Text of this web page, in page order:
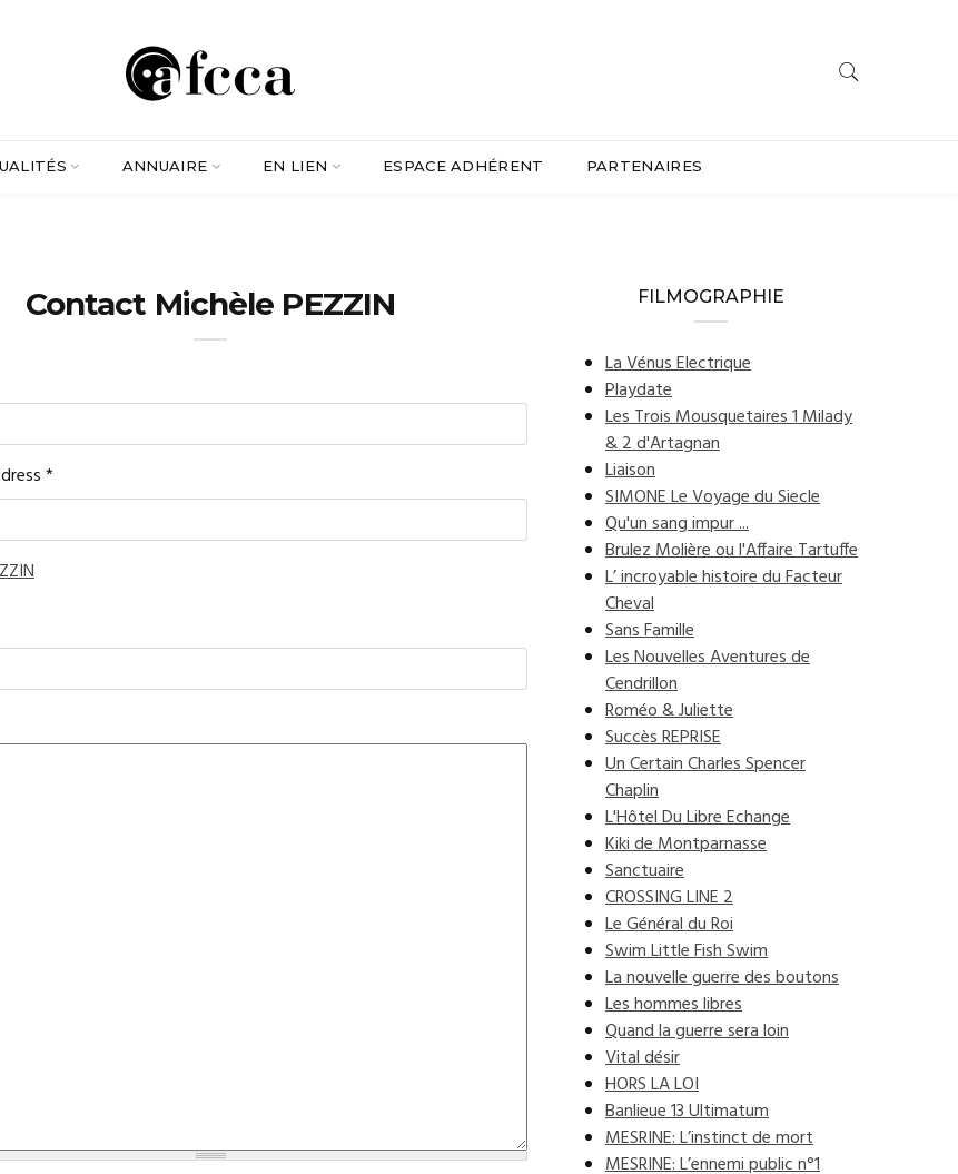
ANNUAIRE EN LIEN ESPACE ADHÉRENT PARTENAIRES
Contact Michèle PEZZIN
*
FILMOGRAPHIE
La Vénus Electrique
Playdate
Les Trois Mousquetaires 1 Milady
& 2 d'Artagnan
Liaison
SIMONE Le Voyage du Siecle
Qu'un sang impur ...
Brulez Molière ou l'Affaire Tartuffe
L’ incroyable histoire du Facteur
Cheval
Sans Famille
Les Nouvelles Aventures de
Cendrillon
Roméo & Juliette
Succès REPRISE
Un Certain Charles Spencer
Chaplin
L'Hôtel Du Libre Echange
Kiki de Montparnasse
Sanctuaire
CROSSING LINE 2
Le Général du Roi
Swim Little Fish Swim
La nouvelle guerre des boutons
Les hommes libres
Quand la guerre sera loin
Vital désir
HORS LA LOI
Banlieue 13 Ultimatum
MESRINE: L’instinct de mort
MESRINE: L’ennemi public n°1